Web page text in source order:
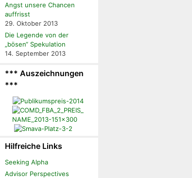
Angst unsere Chancen
auffrisst
29. Oktober 2013
Die Legende von der
„bösen“ Spekulation
14. September 2013
*** Auszeichnungen
***
Hilfreiche Links
Seeking Alpha
Advisor Perspectives